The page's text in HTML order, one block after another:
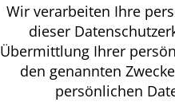
Wir verarbeiten Ihre
dieser
Übermittlung Ihrer
den genannten
persönlichen